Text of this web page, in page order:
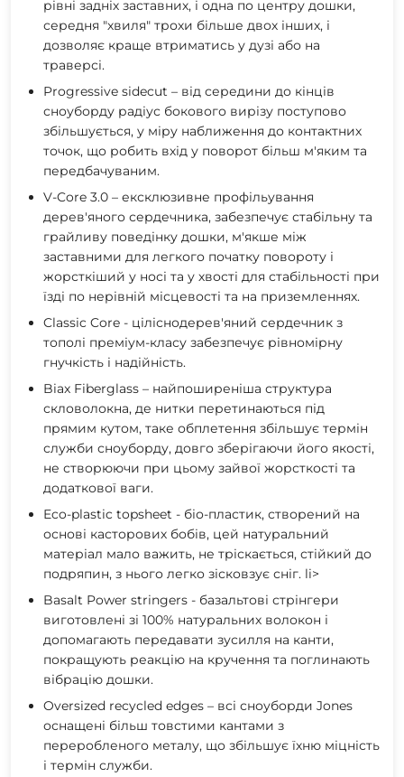
рівні задніх заставних, і одна по центру дошки,
середня "хвиля" трохи більше двох інших, і
дозволяє краще втриматись у дузі або на
траверсі.
Progressive sidecut – від середини до кінців
сноуборду радіус бокового вирізу поступово
збільшується, у міру наближення до контактних
точок, що робить вхід у поворот більш м'яким та
передбачуваним.
V-Core 3.0 – ексклюзивне профільування
дерев'яного сердечника, забезпечує стабільну та
грайливу поведінку дошки, м'якше між
заставними для легкого початку повороту і
жорсткіший у носі та у хвості для стабільності при
їзді по нерівній місцевості та на приземленнях.
Classic Core - ціліснодерев'яний сердечник з
тополі преміум-класу забезпечує рівномірну
гнучкість і надійність.
Biax Fiberglass – найпоширеніша структура
скловолокна, де нитки перетинаються під
прямим кутом, таке обплетення збільшує термін
служби сноуборду, довго зберігаючи його якості,
не створюючи при цьому зайвої жорсткості та
додаткової ваги.
Eco-plastic topsheet - біо-пластик, створений на
основі касторових бобів, цей натуральний
матеріал мало важить, не тріскається, стійкий до
подряпин, з нього легко зісковзує сніг. li>
Basalt Power stringers - базальтові стрінгери
виготовлені зі 100% натуральних волокон і
допомагають передавати зусилля на канти,
покращують реакцію на кручення та поглинають
вібрацію дошки.
Oversized recycled edges – всі сноуборди Jones
оснащені більш товстими кантами з
переробленого металу, що збільшує їхню міцність
і термін служби.